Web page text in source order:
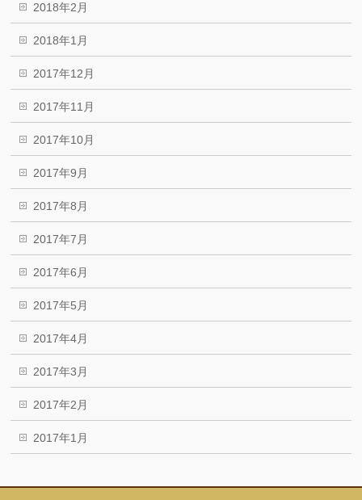
2018年2月
2018年1月
2017年12月
2017年11月
2017年10月
2017年9月
2017年8月
2017年7月
2017年6月
2017年5月
2017年4月
2017年3月
2017年2月
2017年1月